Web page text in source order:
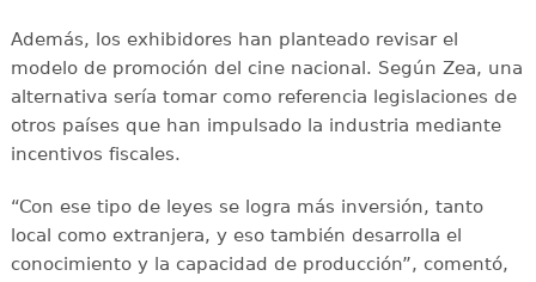
Además, los exhibidores han planteado revisar el
modelo de promoción del cine nacional. Según Zea, una
alternativa sería tomar como referencia legislaciones de
otros países que han impulsado la industria mediante
incentivos fiscales.
“Con ese tipo de leyes se logra más inversión, tanto
local como extranjera, y eso también desarrolla el
conocimiento y la capacidad de producción”, comentó,